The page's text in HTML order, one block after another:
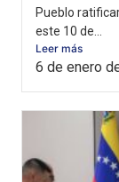
Pueblo
este 10 de...
Leer más
6 de enero